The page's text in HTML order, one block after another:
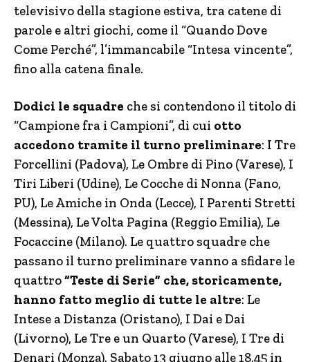
televisivo della stagione estiva, tra catene di
parole e altri giochi, come il “Quando Dove
Come Perché”, l’immancabile “Intesa vincente”,
fino alla catena finale.
Dodici le squadre che si contendono il titolo di
“Campione fra i Campioni”, di cui otto
accedono tramite il turno preliminare: I Tre
Forcellini (Padova), Le Ombre di Pino (Varese), I
Tiri Liberi (Udine), Le Cocche di Nonna (Fano,
PU), Le Amiche in Onda (Lecce), I Parenti Stretti
(Messina), Le Volta Pagina (Reggio Emilia), Le
Focaccine (Milano). Le quattro squadre che
passano il turno preliminare vanno a sfidare le
quattro“Teste di Serie” che, storicamente,
hanno fatto meglio di tutte le altre: Le
Intese a Distanza (Oristano), I Dai e Dai
(Livorno), Le Tre e un Quarto (Varese), I Tre di
Denari (Monza). Sabato 13 giugno alle 18.45 in